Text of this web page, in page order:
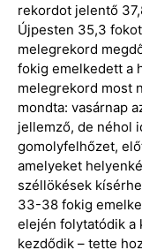
rekordot jelentő
Újpesten 35,3
melegrekord
fokig emelkedett a
melegrekord most
mondta: vasárnap
jellemző, de néhol
gomolyfelhőzet,
amelyeket
széllökések
33-38 fokig
elején folytatódik a
kezdődik – tette